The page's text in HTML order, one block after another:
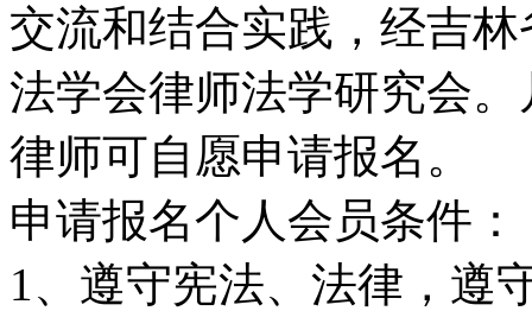
交流和结合实践，经吉
法学会律师法学研究会
律师可自愿申请报名。
申请报名个人会员条件：
1、遵守宪法、法律，遵